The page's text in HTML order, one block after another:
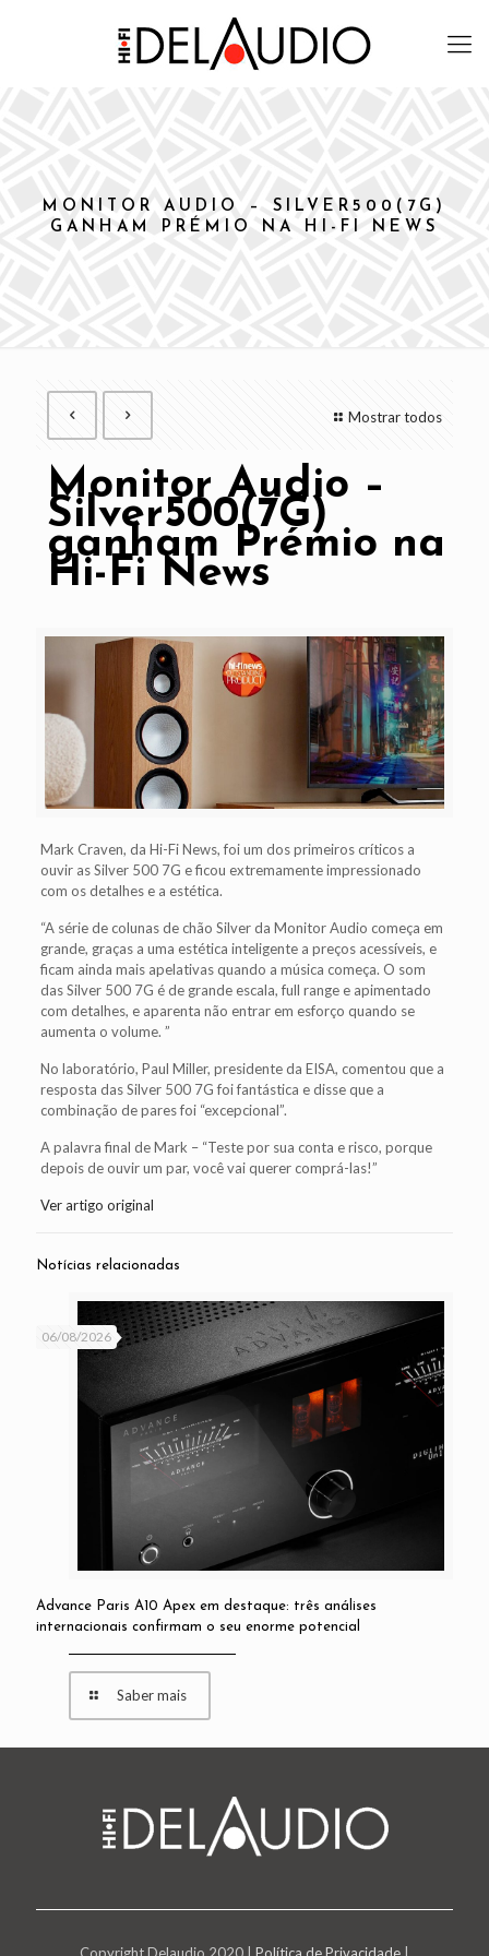
MONITOR AUDIO – SILVER500(7G)
GANHAM PRÉMIO NA HI-FI NEWS
Mostrar todos
Monitor Audio –
Silver500(7G)
ganham Prémio na
Hi-Fi News
Mark Craven, da Hi-Fi News, foi um dos primeiros críticos a
ouvir as Silver 500 7G e ficou extremamente impressionado
com os detalhes e a estética.
“A série de colunas de chão Silver da Monitor Audio começa em
grande, graças a uma estética inteligente a preços acessíveis, e
ficam ainda mais apelativas quando a música começa. O som
das Silver 500 7G é de grande escala, full range e apimentado
com detalhes, e aparenta não entrar em esforço quando se
aumenta o volume. ”
No laboratório, Paul Miller, presidente da EISA, comentou que a
resposta das Silver 500 7G foi fantástica e disse que a
combinação de pares foi “excepcional”.
A palavra final de Mark – “Teste por sua conta e risco, porque
depois de ouvir um par, você vai querer comprá-las!”
Ver artigo original
Notícias relacionadas
06/08/2026
Advance Paris A10 Apex em destaque: três análises
internacionais confirmam o seu enorme potencial
Saber mais